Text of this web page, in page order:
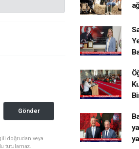
Gönder
doğrudan veya
tutulamaz.